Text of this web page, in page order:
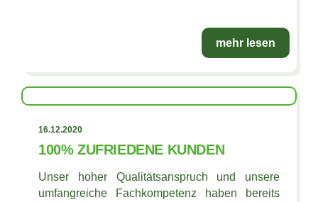
mehr lesen
16.12.2020
100% ZUFRIEDENE KUNDEN
Unser hoher Qualitätsanspruch und unsere
umfangreiche Fachkompetenz haben bereits